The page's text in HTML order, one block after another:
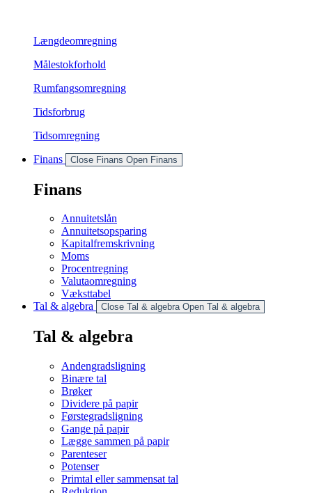
Længdeomregning
Målestokforhold
Rumfangsomregning
Tidsforbrug
Tidsomregning
Finans
Close Finans Open Finans
Finans
Annuitetslån
Annuitetsopsparing
Kapitalfremskrivning
Moms
Procentregning
Valutaomregning
Væksttabel
Tal & algebra
Close Tal & algebra Open Tal & algebra
Tal & algebra
Andengradsligning
Binære tal
Brøker
Dividere på papir
Førstegradsligning
Gange på papir
Lægge sammen på papir
Parenteser
Potenser
Primtal eller sammensat tal